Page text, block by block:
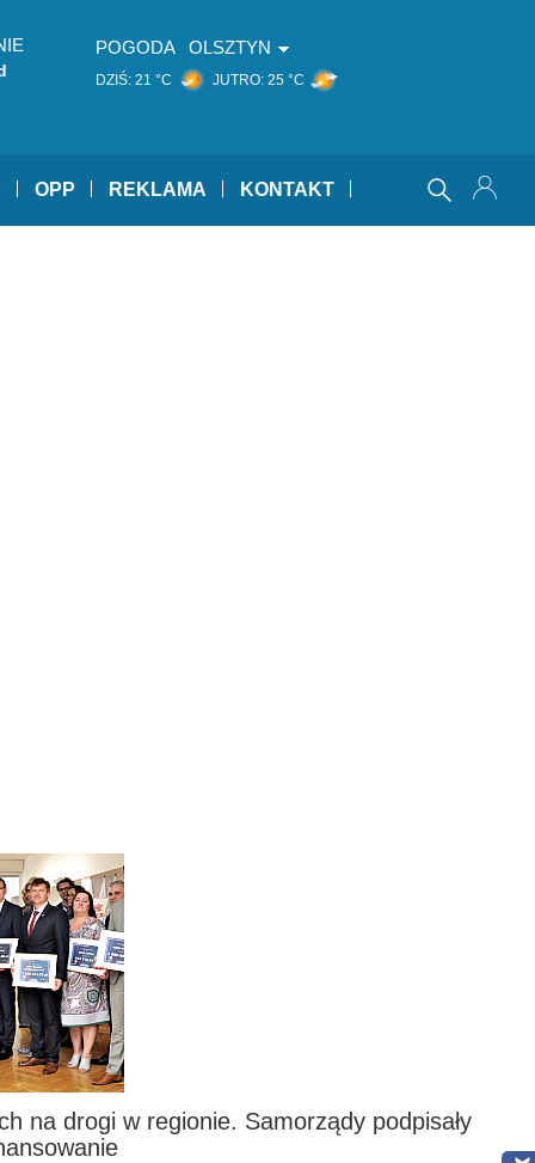
POGODA OLSZTYN
DZIŚ: 21 °C JUTRO: 25 °C
OPP REKLAMA KONTAKT
na drogi w regionie. Samorządy podpisały